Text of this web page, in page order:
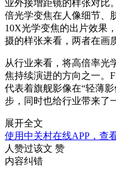
业外接增距镜的样张对比
倍光学变焦在人像细节、
10X光学变焦的出片效果
摄的样张来看，两者在画
从行业来看，将高倍率光
焦持续演进的方向之一。
代表着旗舰影像在“轻薄
步，同时也给行业带来了
展开全文
使用中关村在线APP，查
人赞过该文 赞
内容纠错